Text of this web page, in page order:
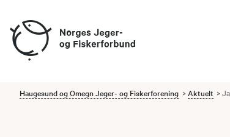
Haugesund og Omegn Jeger- og Fiskerforening Aktuelt